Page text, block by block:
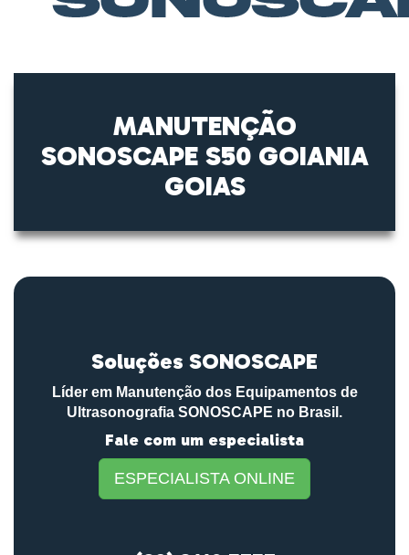
MANUTENÇÃO
SONOSCAPE S50 GOIANIA
GOIAS
Soluções SONOSCAPE
Líder em Manutenção dos Equipamentos de
Ultrasonografia SONOSCAPE no Brasil.
Fale com um especialista
ESPECIALISTA ONLINE